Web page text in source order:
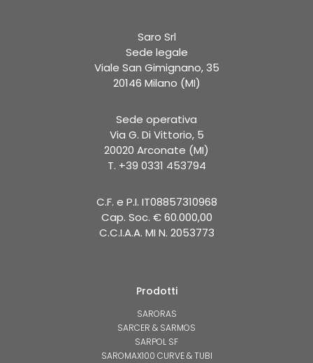
Saro Srl
Sede legale
Viale San Gimignano, 35
20146 Milano (MI)
Sede operativa
Via G. Di Vittorio, 5
20020 Arconate (MI)
T. +39 0331 453794
C.F. e P.I. IT08857310968
Cap. Soc. € 60.000,00
C.C.I.A.A. MI N. 2053773
Prodotti
SARORAS
SARCER & SARMOS
SARPOL SF
SAROMAX100 CURVE & TUBI